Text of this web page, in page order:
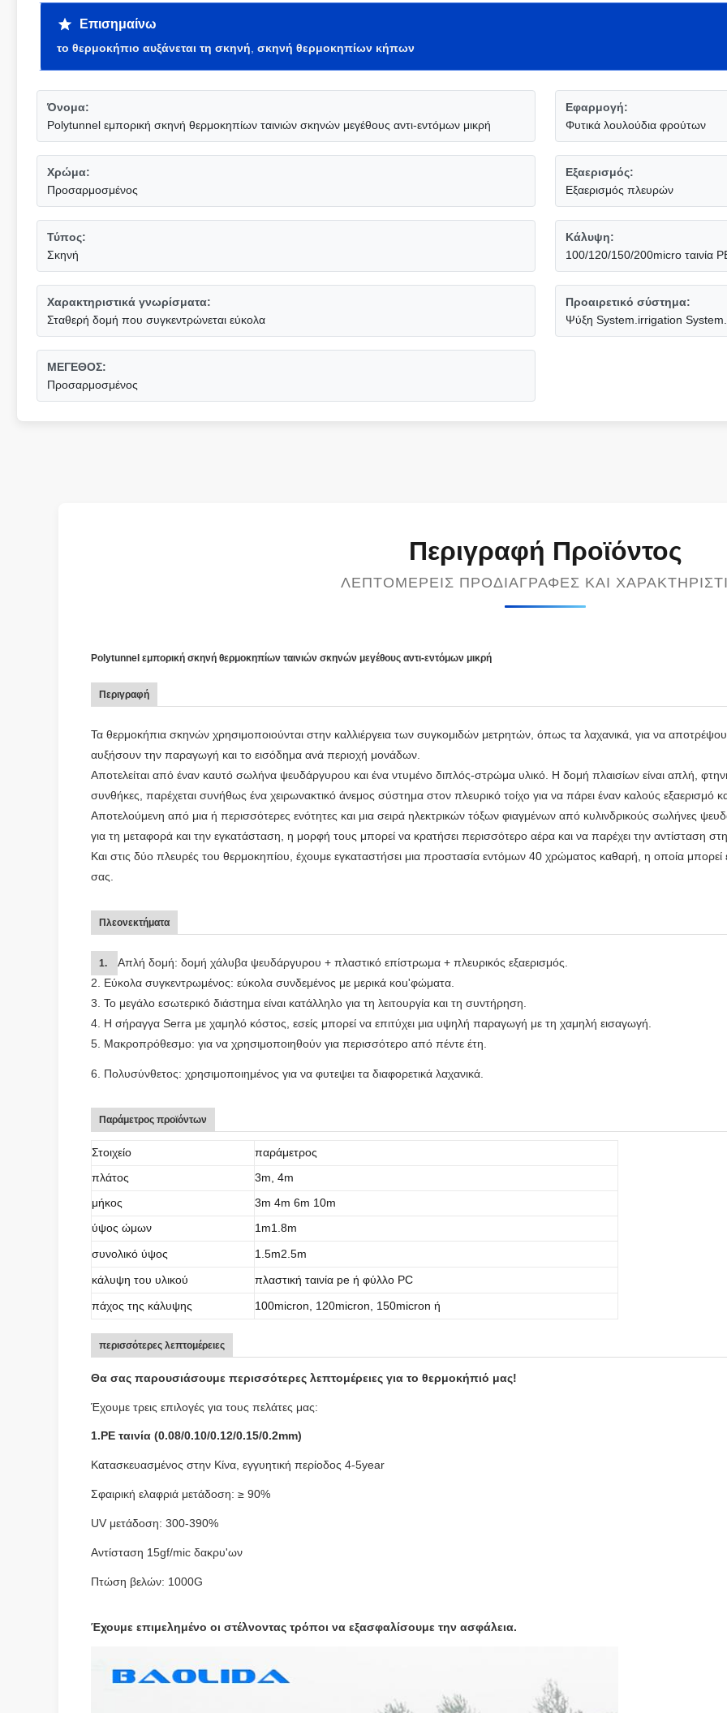
Επισημαίνω
το θερμοκήπιο αυξάνεται τη σκηνή σκηνή θερμοκηπίων κήπων
Όνομα:
Polytunnel εμπορική σκηνή θερμοκηπίων ταινιών σκηνών μεγέθους αντι-εντόμων μικρή
Εφαρμογή:
Φυτικά λουλούδια φρούτων
Χρώμα:
Προσαρμοσμένος
Εξαερισμός:
Εξαερισμός πλευρών
Τύπος:
Σκηνή
Κάλυψη:
100/120/150/200micro ταινία
Χαρακτηριστικά γνωρίσματα:
Σταθερή δομή που συγκεντρώνεται εύκολα
Προαιρετικό σύστημα:
Ψύξη System.irrigation
ΜΕΓΕΘΟΣ:
Προσαρμοσμένος
Περιγραφή Προϊόντος
ΛΕΠΤΟΜΕΡΕΊΣ ΠΡΟΔΙΑΓΡΑΦΈΣ ΚΑΙ
Polytunnel εμπορική σκηνή θερμοκηπίων ταινιών σκηνών μεγέθους αντι-εντόμων μικρή
Περιγραφή
Τα θερμοκήπια σκηνών χρησιμοποιούνται στην καλλιέργεια των συγκομιδών μετρητών, όπως τα λαχανικά, για να
αυξήσουν την παραγωγή και το εισόδημα ανά περιοχή μονάδων.
Αποτελείται από έναν καυτό σωλήνα ψευδάργυρου και ένα ντυμένο διπλός-στρώμα υλικό. Η δομή πλαισίων είναι απλή, φτηνή
συνθήκες, παρέχεται συνήθως ένα χειρωνακτικό άνεμος σύστημα στον πλευρικό τοίχο για να πάρει έναν καλούς εξαερισμό
Αποτελούμενη από μια ή περισσότερες ενότητες και μια σειρά ηλεκτρικών τόξων φιαγμένων από κυλινδρικούς σωλήνες
για τη μεταφορά και την εγκατάσταση, η μορφή τους μπορεί να κρατήσει περισσότερο αέρα και να παρέχει την αντίσταση
Και στις δύο πλευρές του θερμοκηπίου, έχουμε εγκαταστήσει μια προστασία εντόμων 40 χρώματος καθαρή, η οποία μπορεί
σας.
Πλεονεκτήματα
1.
Απλή δομή: δομή χάλυβα ψευδάργυρου + πλαστικό επίστρωμα + πλευρικός εξαερισμός.
2. Εύκολα συγκεντρωμένος: εύκολα συνδεμένος με μερικά κοu'φώματα.
3. Το μεγάλο εσωτερικό διάστημα είναι κατάλληλο για τη λειτουργία και τη συντήρηση.
4. Η σήραγγα Serra με χαμηλό κόστος, εσείς μπορεί να επιτύχει μια υψηλή παραγωγή με τη χαμηλή εισαγωγή.
5. Μακροπρόθεσμο: για να χρησιμοποιηθούν για περισσότερο από πέντε έτη.
6. Πολυσύνθετος: χρησιμοποιημένος για να φυτεψει τα διαφορετικά λαχανικά.
Παράμετρος προϊόντων
Στοιχείο
παράμετρος
πλάτος
3m, 4m
μήκος
3m 4m 6m 10m
ύψος ώμων
1m1.8m
συνολικό ύψος
1.5m2.5m
κάλυψη του υλικού
πλαστική ταινία pe ή φύλλο PC
πάχος της κάλυψης
100micron, 120micron, 150micron ή
περισσότερες λεπτομέρειες
Θα σας παρουσιάσουμε περισσότερες λεπτομέρειες για το θερμοκήπιό μας!
Έχουμε τρεις επιλογές για τους πελάτες μας:
1.PE ταινία (0.08/0.10/0.12/0.15/0.2mm)
Κατασκευασμένος στην Κίνα, εγγυητική περίοδος 4-5year
Σφαιρική ελαφριά μετάδοση: ≥ 90%
UV μετάδοση: 300-390%
Αντίσταση 15gf/mic δακρυ'ων
Πτώση βελών: 1000G
Έχουμε επιμελημένο οι στέλνοντας τρόποι να εξασφαλίσουμε την ασφάλεια.